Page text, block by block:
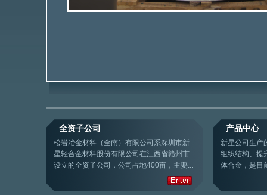
全资子公司
松岩冶金材料（全南）有限公司系深圳市新
星轻合金材料股份有限公司在江西省赣州市
设立的全资子公司，公司占地400亩，主要...
产品中心
新星公司生产
组织结构、提
体合金，是目